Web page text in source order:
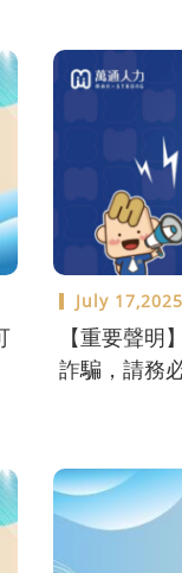
July 17,2025
【重要聲
詐騙，請務